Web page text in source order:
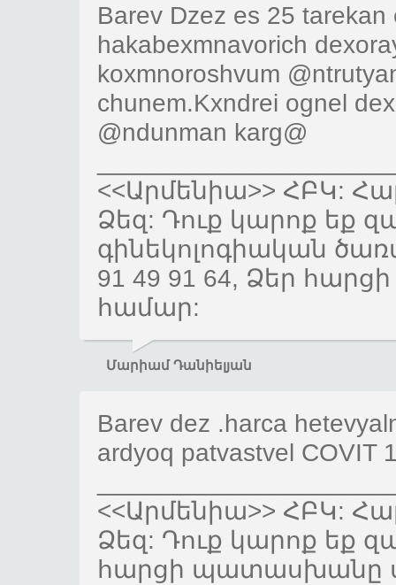
Barev Dzez es 25
hakabexmnavorich
koxmnoroshvum
chunem.Kxndrei ognel
@ndunman karg@
<<Արմենիա>> ՀԲԿ:
Ձեզ: Դուք կարոք եք
գինեկոլոգիական
91 49 91 64, Ձեր
համար:
Մարիամ Դանիելյան
Barev dez .harca
ardyoq patvastvel COVIT
<<Արմենիա>> ՀԲԿ:
Ձեզ: Դուք կարոք եք
հարցի պատասխանը